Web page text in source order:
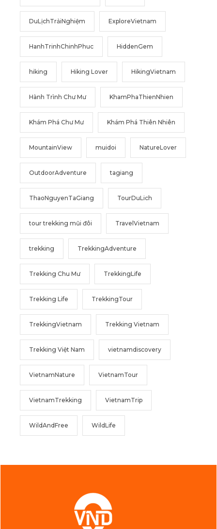
DuLịchTrảiNghiệm ExploreVietnam
HanhTrinhChinhPhuc HiddenGem
hiking Hiking Lover HikingVietnam
Hành Trình Chư Mư KhamPhaThienNhien
Khám Phá Chư Mư Khám Phá Thiên Nhiên
MountainView muidoi NatureLover
OutdoorAdventure tagiang
ThaoNguyenTaGiang TourDuLich
tour trekking mũi đôi TravelVietnam
trekking TrekkingAdventure
Trekking Chu Mư TrekkingLife
Trekking Life TrekkingTour
TrekkingVietnam Trekking Vietnam
Trekking Việt Nam vietnamdiscovery
VietnamNature VietnamTour
VietnamTrekking VietnamTrip
WildAndFree WildLife